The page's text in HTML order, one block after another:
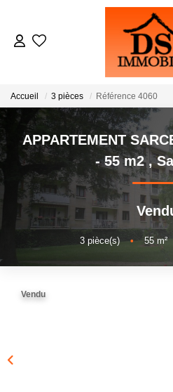
NOTRE
Accueil 3 pièces Référence 4060
APPARTEMENT
- 55 m2,
3 pièce(s) • 55 m²
Vendu